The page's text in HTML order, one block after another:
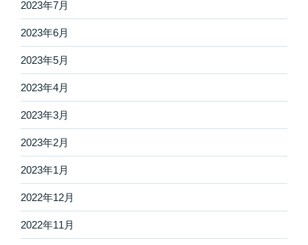
2023年7月
2023年6月
2023年5月
2023年4月
2023年3月
2023年2月
2023年1月
2022年12月
2022年11月